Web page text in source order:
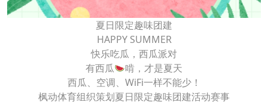
夏日限定趣味团建
HAPPY SUMMER
快乐吃瓜，西瓜派对
有西瓜
啃，才是夏天
西瓜、空调、WiFi一样不能少！
枫动体育组织策划夏日限定趣味团建活动赛事